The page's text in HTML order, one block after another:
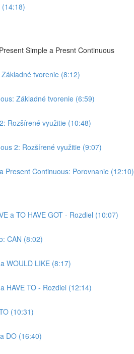
Simple a Presnt Continuous
tvorenie (8:12)
Základné tvorenie (6:59)
Rozšírené využitie (10:48)
2: Rozšírené využitie (9:07)
Present Continuous: Porovnanie (12:10)
a TO HAVE GOT - Rozdiel (10:07)
CAN (8:02)
WOULD LIKE (8:17)
HAVE TO - Rozdiel (12:14)
(10:31)
DO (16:40)